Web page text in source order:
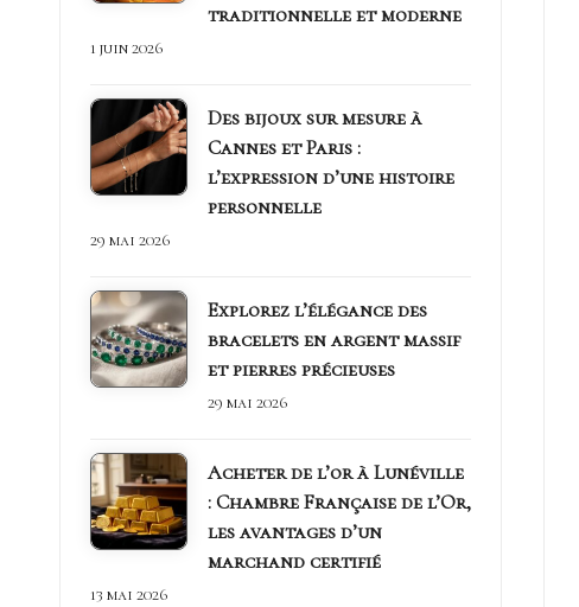
traditionnelle et moderne
1 juin 2026
Des bijoux sur mesure à
Cannes et Paris :
l’expression d’une histoire
personnelle
29 mai 2026
Explorez l’élégance des
bracelets en argent massif
et pierres précieuses
29 mai 2026
Acheter de l’or à Lunéville
: Chambre Française de l’Or,
les avantages d’un
marchand certifié
13 mai 2026